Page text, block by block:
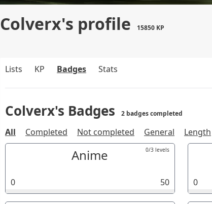
Colverx's profile 15850 KP
Lists KP Badges Stats
Colverx's Badges 2 badges completed
All Completed Not completed General Length
Anime 0/3 levels
0 50 0